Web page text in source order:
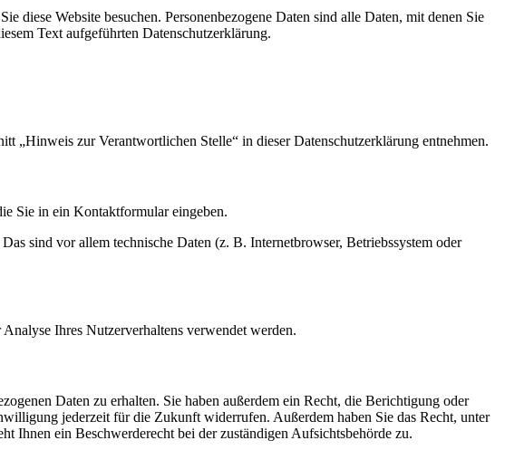
diese Website besuchen. Personenbezogene Daten sind alle Daten, mit denen Sie
Text aufgeführten Datenschutzerklärung.
„Hinweis zur Verantwortlichen Stelle“ in dieser Datenschutzerklärung entnehmen.
Sie in ein Kontaktformular eingeben.
sind vor allem technische Daten (z. B. Internetbrowser, Betriebssystem oder
Ihres Nutzerverhaltens verwendet werden.
Daten zu erhalten. Sie haben außerdem ein Recht, die Berichtigung oder
jederzeit für die Zukunft widerrufen. Außerdem haben Sie das Recht, unter
Ihnen ein Beschwerderecht bei der zuständigen Aufsichtsbehörde zu.